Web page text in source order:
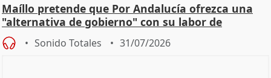
Maíllo pretende que Por Andalucía ofrezca una
"alternativa de gobierno" con su labor de
oposición
Sonido Totales 31/07/2026